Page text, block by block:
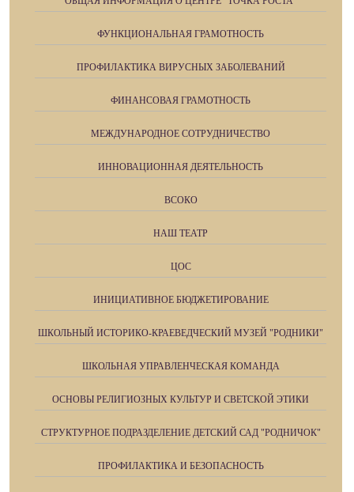
ФУНКЦИОНАЛЬНАЯ ГРАМОТНОСТЬ
ПРОФИЛАКТИКА ВИРУСНЫХ ЗАБОЛЕВАНИЙ
ФИНАНСОВАЯ ГРАМОТНОСТЬ
МЕЖДУНАРОДНОЕ СОТРУДНИЧЕСТВО
ИННОВАЦИОННАЯ ДЕЯТЕЛЬНОСТЬ
ВСОКО
НАШ ТЕАТР
ЦОС
ИНИЦИАТИВНОЕ БЮДЖЕТИРОВАНИЕ
ШКОЛЬНЫЙ ИСТОРИКО-КРАЕВЕДЧЕСКИЙ МУЗЕЙ "РОДНИКИ"
ШКОЛЬНАЯ УПРАВЛЕНЧЕСКАЯ КОМАНДА
ОСНОВЫ РЕЛИГИОЗНЫХ КУЛЬТУР И СВЕТСКОЙ ЭТИКИ
СТРУКТУРНОЕ ПОДРАЗДЕЛЕНИЕ ДЕТСКИЙ САД "РОДНИЧОК"
ПРОФИЛАКТИКА И БЕЗОПАСНОСТЬ